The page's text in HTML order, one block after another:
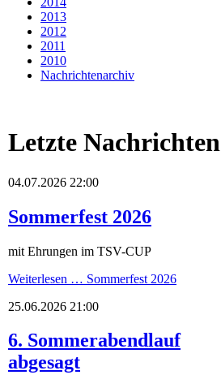
2013
2012
2011
2010
Nachrichtenarchiv
Letzte Nachrichten
04.07.2026 22:00
Sommerfest 2026
mit Ehrungen im TSV-CUP
Weiterlesen … Sommerfest 2026
25.06.2026 21:00
6. Sommerabendlauf
abgesagt